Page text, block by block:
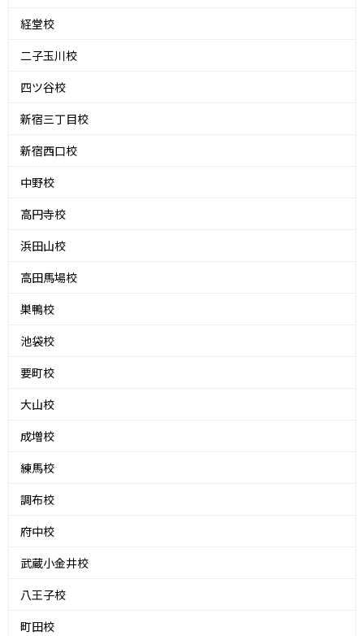
経堂校
二子玉川校
四ツ谷校
新宿三丁目校
新宿西口校
中野校
高円寺校
浜田山校
高田馬場校
巣鴨校
池袋校
要町校
大山校
成増校
練馬校
調布校
府中校
武蔵小金井校
八王子校
町田校